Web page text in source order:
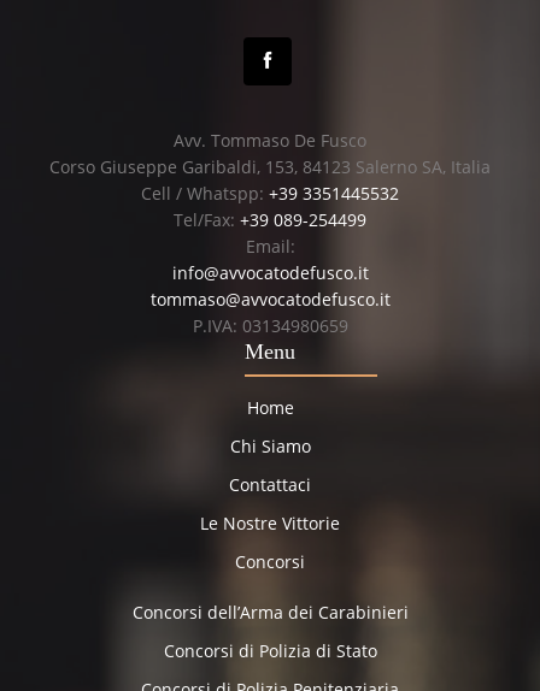
Avv. Tommaso De Fusco
Corso Giuseppe Garibaldi, 153, 84123 Salerno SA, Italia
Cell / Whatspp: +39 3351445532
Tel/Fax: +39 089-254499
Email:
info@avvocatodefusco.it
tommaso@avvocatodefusco.it
P.IVA: 03134980659
Menu
Home
Chi Siamo
Contattaci
Le Nostre Vittorie
Concorsi
Concorsi dell’Arma dei Carabinieri
Concorsi di Polizia di Stato